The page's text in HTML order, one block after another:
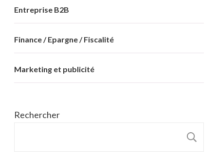
Entreprise B2B
Finance / Epargne / Fiscalité
Marketing et publicité
Rechercher